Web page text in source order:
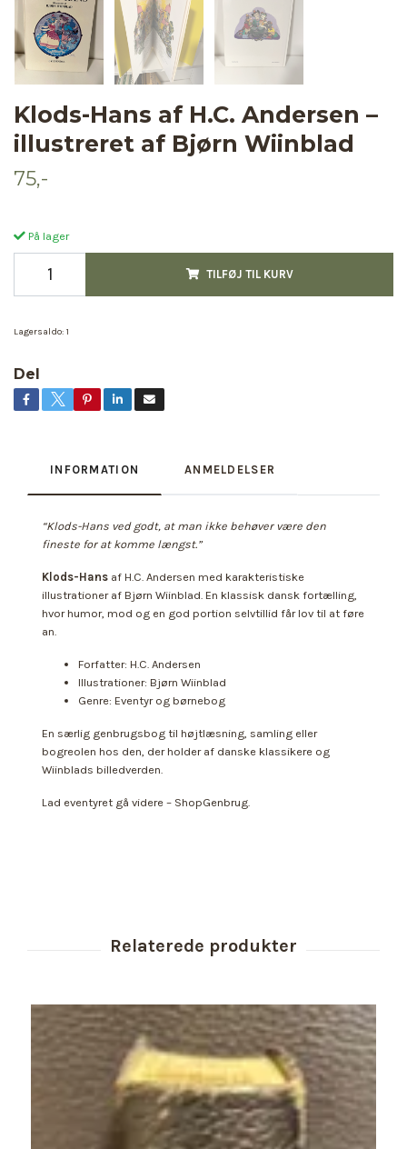
Klods-Hans af H.C. Andersen –
illustreret af Bjørn Wiinblad
75,-
På lager
TILFØJ TIL KURV
Lagersaldo: 1
Del
INFORMATION ANMELDELSER
“Klods-Hans ved godt, at man ikke behøver være den
fineste for at komme længst.”
Klods-Hans af H.C. Andersen med karakteristiske
illustrationer af Bjørn Wiinblad. En klassisk dansk fortælling,
hvor humor, mod og en god portion selvtillid får lov til at føre
an.
Forfatter: H.C. Andersen
Illustrationer: Bjørn Wiinblad
Genre: Eventyr og børnebog
En særlig genbrugsbog til højtlæsning, samling eller
bogreolen hos den, der holder af danske klassikere og
Wiinblads billedverden.
Lad eventyret gå videre – ShopGenbrug.